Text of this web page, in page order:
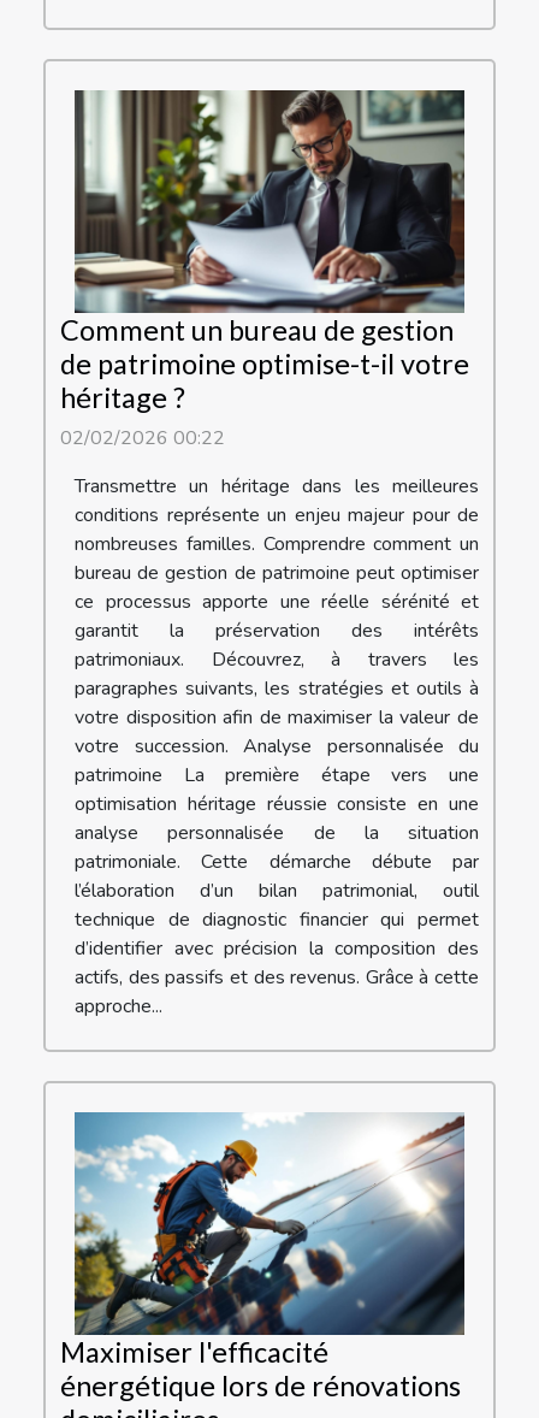
Comment un bureau de gestion
de patrimoine optimise-t-il votre
héritage ?
02/02/2026 00:22
Transmettre un héritage dans les meilleures
conditions représente un enjeu majeur pour de
nombreuses familles. Comprendre comment un
bureau de gestion de patrimoine peut optimiser
ce processus apporte une réelle sérénité et
garantit la préservation des intérêts
patrimoniaux. Découvrez, à travers les
paragraphes suivants, les stratégies et outils à
votre disposition afin de maximiser la valeur de
votre succession. Analyse personnalisée du
patrimoine La première étape vers une
optimisation héritage réussie consiste en une
analyse personnalisée de la situation
patrimoniale. Cette démarche débute par
l’élaboration d’un bilan patrimonial, outil
technique de diagnostic financier qui permet
d’identifier avec précision la composition des
actifs, des passifs et des revenus. Grâce à cette
approche...
Maximiser l'efficacité
énergétique lors de rénovations